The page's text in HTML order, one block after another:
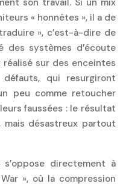
« honnêtes », il a de
», c’est-à-dire de
systèmes d’écoute
réalisé sur des enceintes
qui resurgiront
peu comme retoucher
faussées : le résultat
désastreux partout
directement à
», où la compression